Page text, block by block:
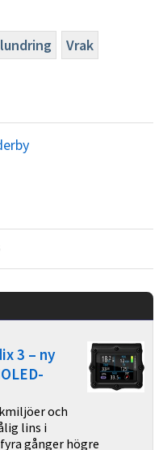
Vrak
3 – ny
och
lins i
gånger högre